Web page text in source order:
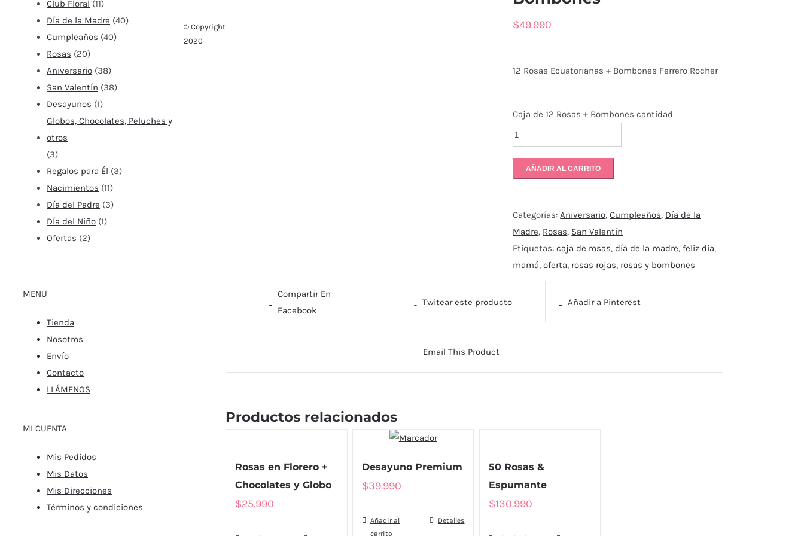
$49.990
12 Rosas Ecuatorianas + Bombones Ferrero Rocher
Caja de 12 Rosas + Bombones cantidad
AÑADIR AL CARRITO
Categorías:Aniversario,Cumpleaños, Día de la
Madre, Rosas, San Valentín
Etiquetas:caja de rosas, día de la madre,feliz día,
mamá,oferta, rosas rojas, rosas y bombones
Compartir En
Facebook
Twitear este producto Añadir a Pinterest
Email This Product
Productos relacionados
Rosas en Florero +
Chocolates y Globo
$25.990
Desayuno Premium
$39.990
Añadir al
carrito
Detalles
50 Rosas &
Espumante
$130.990
Club Floral (11)
Día de la Madre (40)
Cumpleaños (40)
Rosas (20)
Aniversario (38)
San Valentín (38)
Desayunos (1)
Globos, Chocolates, Peluches y
otros
(3)
Regalos para Él (3)
Nacimientos (11)
Día del Padre (3)
Día del Niño (1)
Ofertas (2)
MENU
Tienda
Nosotros
Envío
Contacto
LLÁMENOS
MI CUENTA
Mis Pedidos
Mis Datos
Mis Direcciones
Términos y condiciones
© Copyright
2020